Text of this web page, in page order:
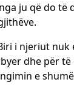
ju që do të
i njeriut nuk
dhe për të
e shumë